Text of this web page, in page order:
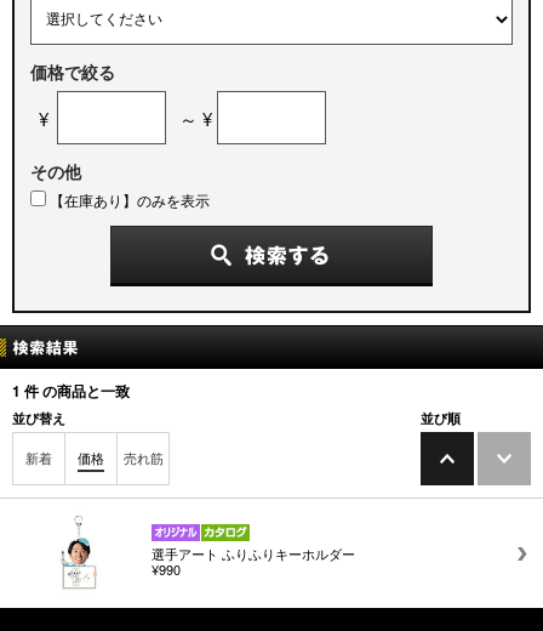
価格で絞る
¥ ～ ¥
その他
【在庫あり】のみを表示
1 件 の商品と一致
並び替え
新着 価格 売れ筋
並び順
選手アート ふりふりキーホルダー
¥990